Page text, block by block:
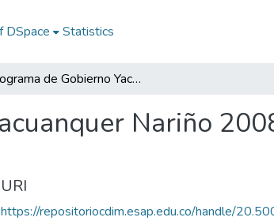
DSpace Statistics
Programa de Gobierno Yacuanquer Nariño 2008 - 2011: PG Yacuanquer Nariño 2008 - 2011
Nariño
URI
https://repositoriocdim.esap.edu.co/handle/